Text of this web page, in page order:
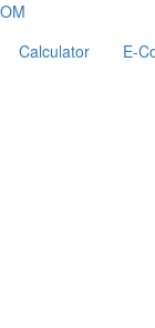
Calculator E-